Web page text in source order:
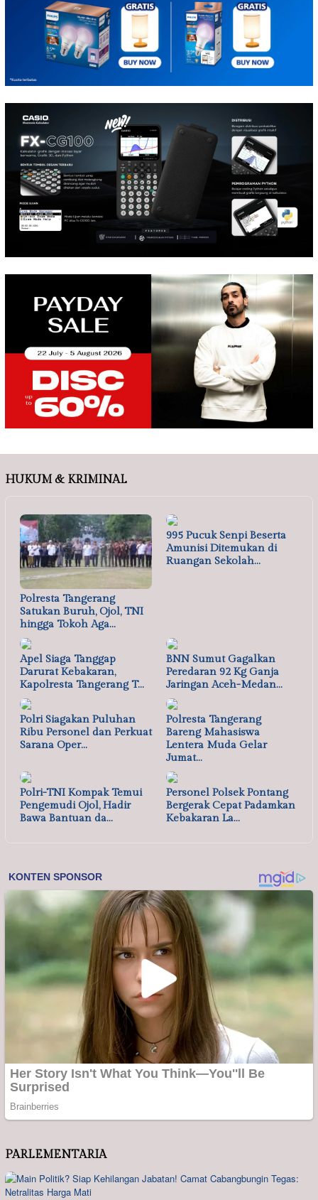
HUKUM & KRIMINAL
Polresta Tangerang
Satukan Buruh, Ojol, TNI
hingga Tokoh Aga…
995 Pucuk Senpi Beserta
Amunisi Ditemukan di
Ruangan Sekolah…
Apel Siaga Tanggap
Darurat Kebakaran,
Kapolresta Tangerang T…
BNN Sumut Gagalkan
Peredaran 92 Kg Ganja
Jaringan Aceh-Medan…
Polri Siagakan Puluhan
Ribu Personel dan Perkuat
Sarana Oper…
Polresta Tangerang
Bareng Mahasiswa
Lentera Muda Gelar
Jumat…
Polri-TNI Kompak Temui
Pengemudi Ojol, Hadir
Bawa Bantuan da…
Personel Polsek Pontang
Bergerak Cepat Padamkan
Kebakaran La…
PARLEMENTARIA